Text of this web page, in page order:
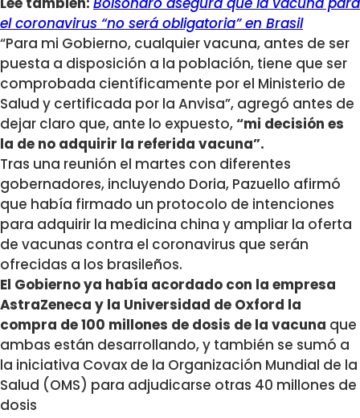
el coronavirus “no será obligatoria” en Brasil
“Para mi Gobierno, cualquier vacuna, antes de ser
puesta a disposición a la población, tiene que ser
comprobada científicamente por el Ministerio de
Salud y certificada por la Anvisa”, agregó antes de
dejar claro que, ante lo expuesto,“mi decisión es
la de no adquirir la referida vacuna”.
Tras una reunión el martes con diferentes
gobernadores, incluyendo Doria, Pazuello afirmó
que había firmado un protocolo de intenciones
para adquirir la medicina china y ampliar la oferta
de vacunas contra el coronavirus que serán
ofrecidas a los brasileños.
El Gobierno ya había acordado con la empresa
AstraZeneca y la Universidad de Oxford la
compra de 100 millones de dosis de la vacuna que
ambas están desarrollando, y también se sumó a
la iniciativa Covax de la Organización Mundial de la
Salud (OMS) para adjudicarse otras 40 millones de
dosis